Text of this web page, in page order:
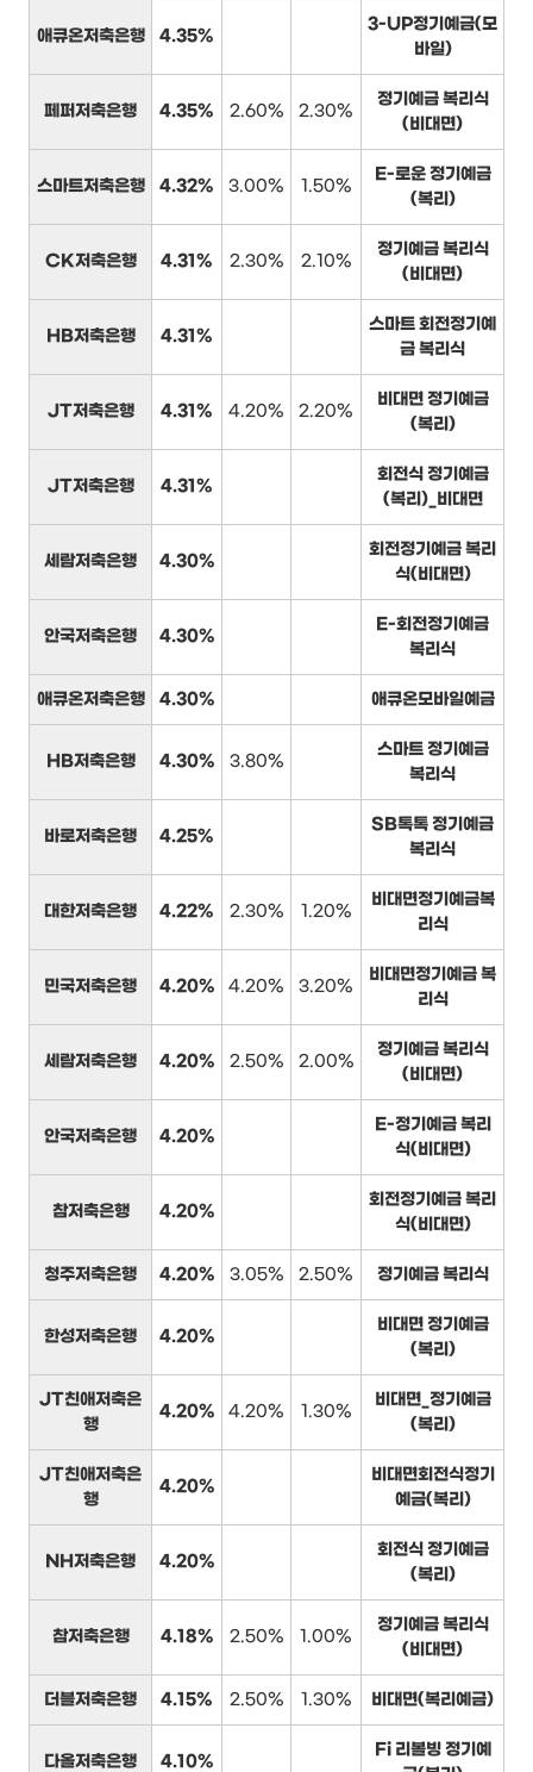
애큐온저축은행 4.35%
3-UP정기예금(모
바일)
페퍼저축은행 4.35% 2.60% 2.30%
정기예금 복리식
(비대면)
스마트저축은행 4.32% 3.00% 1.50%
E-로운 정기예금
(복리)
CK저축은행 4.31% 2.30% 2.10%
정기예금 복리식
(비대면)
HB저축은행 4.31%
스마트 회전정기예
금 복리식
JT저축은행 4.31% 4.20% 2.20%
비대면 정기예금
(복리)
JT저축은행 4.31%
회전식 정기예금
(복리)_비대면
세람저축은행 4.30%
회전정기예금 복리
식(비대면)
안국저축은행 4.30%
E-회전정기예금
복리식
애큐온저축은행 4.30% 애큐온모바일예금
HB저축은행 4.30% 3.80%
스마트 정기예금
복리식
바로저축은행 4.25%
SB톡톡 정기예금
복리식
대한저축은행 4.22% 2.30% 1.20%
비대면정기예금복
리식
민국저축은행 4.20% 4.20% 3.20%
비대면정기예금 복
리식
세람저축은행 4.20% 2.50% 2.00%
정기예금 복리식
(비대면)
안국저축은행 4.20%
E-정기예금 복리
식(비대면)
참저축은행 4.20%
회전정기예금 복리
식(비대면)
청주저축은행 4.20% 3.05% 2.50% 정기예금 복리식
한성저축은행 4.20%
비대면 정기예금
(복리)
JT친애저축은
행
4.20% 4.20% 1.30%
비대면_정기예금
(복리)
JT친애저축은
행
4.20%
비대면회전식정기
예금(복리)
NH저축은행 4.20%
회전식 정기예금
(복리)
참저축은행 4.18% 2.50% 1.00%
정기예금 복리식
(비대면)
더블저축은행 4.15% 2.50% 1.30% 비대면(복리예금)
다올저축은행 4.10%
Fi 리볼빙 정기예